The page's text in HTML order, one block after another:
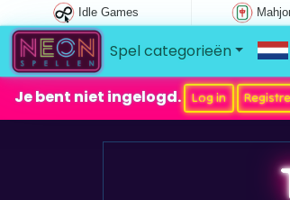
Idle Games
Spel categorieën
Je bent niet ingelogd. Log in